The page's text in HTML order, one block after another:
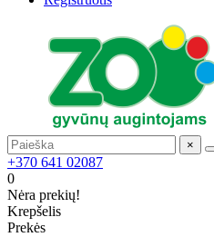
×
+370 641 02087
0
Nėra prekių!
Krepšelis
Prekės